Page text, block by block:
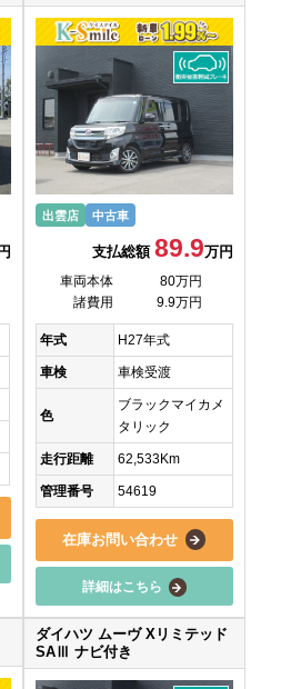
出雲店 中古車
支払総額89.9万円
車両本体
80万円
諸費用
9.9万円
年式 H27年式
車検 車検受渡
色
ブラックマイカメ
タリック
走行距離 62,533Km
管理番号 54619
在庫お問い合わせ
詳細はこちら
ダイハツ ムーヴ Xリミテッド
SAⅢ ナビ付き